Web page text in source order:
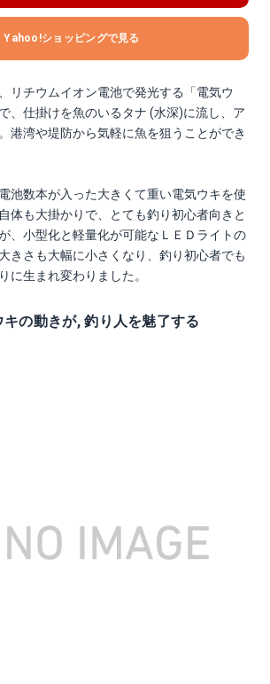
Yahoo!ショッピングで見る
リチウムイオン電池で発光する「電気ウ
、仕掛けを魚のいるタナ (水深)に流し、ア
港湾や堤防から気軽に魚を狙うことができ
池数本が入った大きくて重い電気ウキを使
体も大掛かりで、とても釣り初心者向きと
、小型化と軽量化が可能なＬＥＤライトの
きさも大幅に小さくなり、釣り初心者でも
に生まれ変わりました。
キの動きが, 釣り人を魅了する